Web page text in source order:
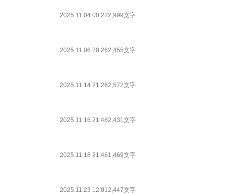
2025.11.04 00:222,999文字
2025.11.06 20:262,455文字
2025.11.14 21:262,572文字
2025.11.16 21:462,431文字
2025.11.18 21:461,469文字
2025.11.23 12:012,447文字